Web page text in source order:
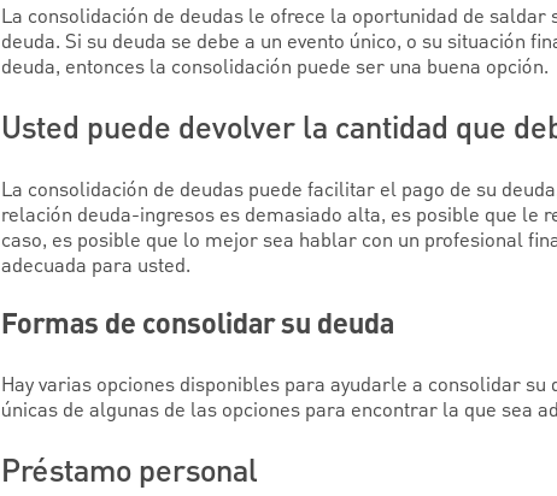
La consolidación de deudas le ofrece la oportunidad de saldar
deuda. Si su deuda se debe a un evento único, o su situación
deuda, entonces la consolidación puede ser una buena opción.
Usted puede devolver la cantidad que
La consolidación de deudas puede facilitar el pago de su
relación deuda-ingresos es demasiado alta, es posible que le
caso, es posible que lo mejor sea hablar con un profesional
adecuada para usted.
Formas de consolidar su deuda
Hay varias opciones disponibles para ayudarle a consolidar su
únicas de algunas de las opciones para encontrar la que sea
Préstamo personal